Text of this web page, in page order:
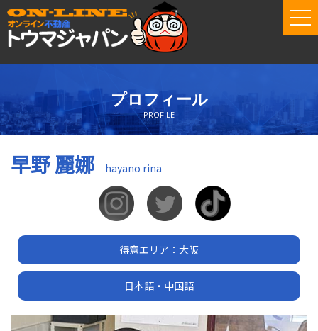
プロフィール
PROFILE
早野 麗娜 hayano rina
得意エリア：大阪
日本語・中国語